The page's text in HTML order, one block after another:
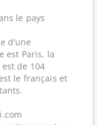
le pays
d'une
est Paris, la
de 104
le français et